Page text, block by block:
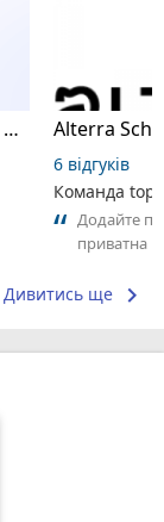
Victoria, школа спортивного танцю на пілоні
6 відгуків
Команда
Додайте
приватна
Дивитись ще keyboard_arrow_right